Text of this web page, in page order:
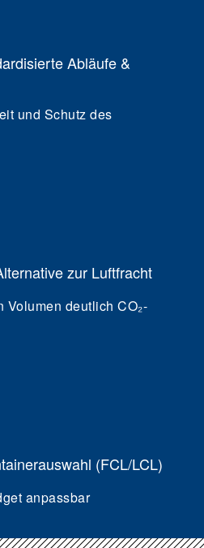
Abläufe &
und Schutz des
zur Luftfracht
deutlich CO₂-
(FCL/LCL)
anpassbar